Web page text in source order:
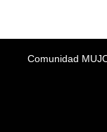
Comunidad